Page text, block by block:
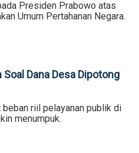
Presiden Prabowo atas
Umum Pertahanan Negara.
Dana Desa Dipotong
riil pelayanan publik di
menumpuk.